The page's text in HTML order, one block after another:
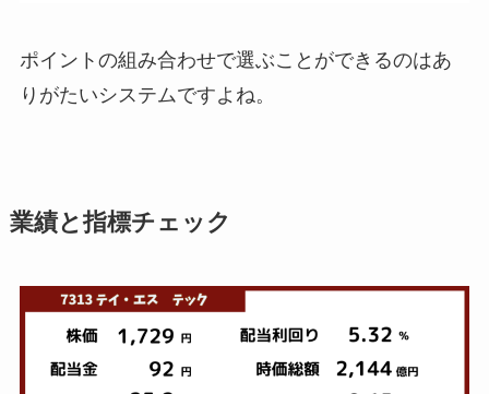
ポイントの組み合わせで選ぶことができるのはあ
りがたいシステムですよね。
業績と指標チェック